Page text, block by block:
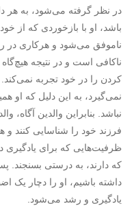
در نظر گرفته می‌شود، به هر
باشد، او با بازخوردی که از
ناموفق می‌شود و هرکاری در
ناکافی است و در نتیجه
کردن را در خود تجربه
نمی‌گیرد، به این دلیل که او
نباشد. بنابراین والدین آگاه،
فرزند خود را شناسایی کنند و
ظرفیت‌هایی که برای یادگیری
که دارند، به درستی بسنجند.
داشته باشیم، او را دچار یک
یادگیری و رشد می‌شود.